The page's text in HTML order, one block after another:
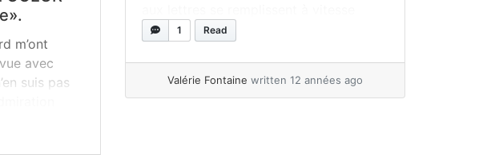
m’ont
avec
suis pas
lu
grand V! Quel bonheur de voir les
s’échanger des mots doux… L’utilisation
de l’album Menteur, menteuse! s’insère
1 Read
Valérie Fontaine written 12 années ago